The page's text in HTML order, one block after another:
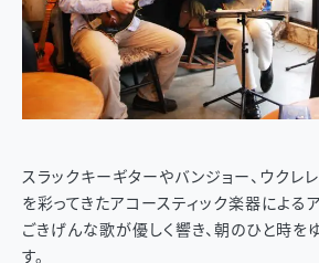
スラックキーギターやバンジョー、ウクレ
を彩ってきたアコースティック楽器による
ごきげんな歌が優しく響き、朝のひと時を
す。